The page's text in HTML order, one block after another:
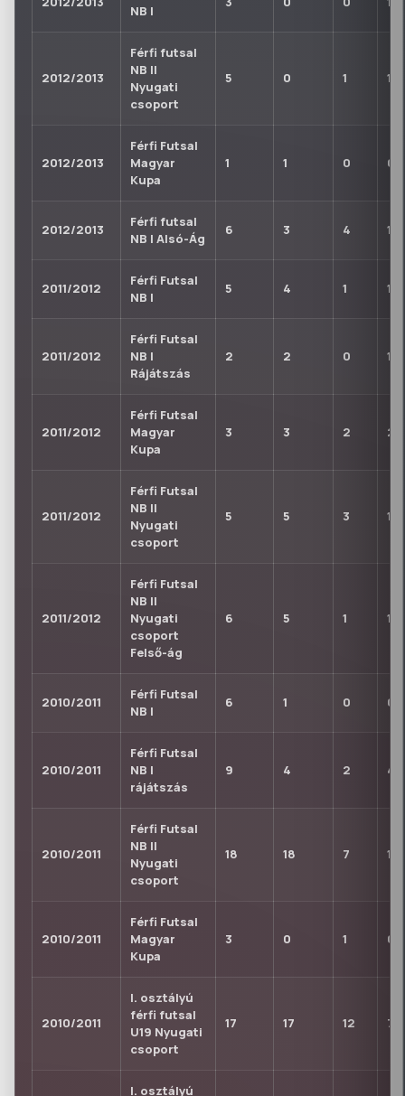
NB I
2012/2013
Férfi futsal
NB II
Nyugati
csoport
5 0 1 1
2012/2013
Férfi Futsal
Magyar
Kupa
1 1 0 0
2012/2013
Férfi futsal
NB I Alsó-Ág
6 3 4 1
2011/2012
Férfi Futsal
NB I
5 4 1 1
2011/2012
Férfi Futsal
NB I
Rájátszás
2 2 0 1
2011/2012
Férfi Futsal
Magyar
Kupa
3 3 2 2
2011/2012
Férfi Futsal
NB II
Nyugati
csoport
5 5 3 1
2011/2012
Férfi Futsal
NB II
Nyugati
csoport
Felső-ág
6 5 1 1
2010/2011
Férfi Futsal
NB I
6 1 0 0
2010/2011
Férfi Futsal
NB I
rájátszás
9 4 2 4
2010/2011
Férfi Futsal
NB II
Nyugati
csoport
18 18 7 10
2010/2011
Férfi Futsal
Magyar
Kupa
3 0 1 0
2010/2011
I. osztályú
férfi futsal
U19 Nyugati
csoport
17 17 12 7
I. osztályú